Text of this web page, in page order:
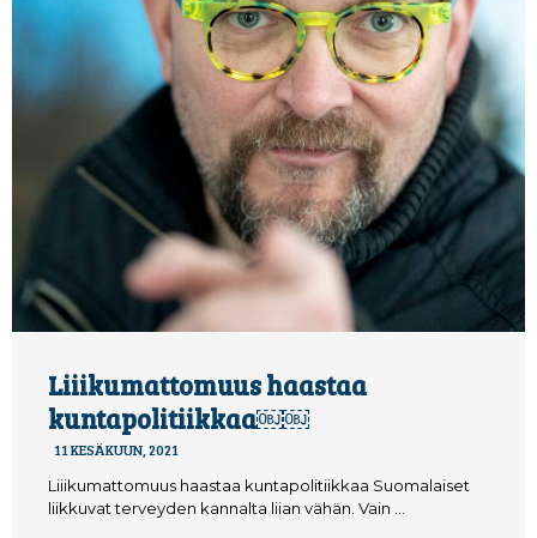
Liiikumattomuus haastaa
kuntapolitiikkaa￼￼
11 KESÄKUUN, 2021
Liiikumattomuus haastaa kuntapolitiikkaa Suomalaiset
liikkuvat terveyden kannalta liian vähän. Vain …